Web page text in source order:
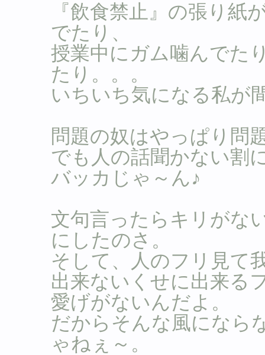
『飲食禁止』の張り紙
でたり、
授業中にガム噛んでた
たり。。。
いちいち気になる私が
問題の奴はやっぱり問
でも人の話聞かない割
バッカじゃ～ん♪
文句言ったらキリがな
にしたのさ。
そして、人のフリ見て
出来ないくせに出来る
愛げがないんだよ。
だからそんな風になら
ゃねぇ～。